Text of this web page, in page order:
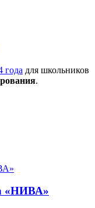
года для школьников
.
«НИВА»